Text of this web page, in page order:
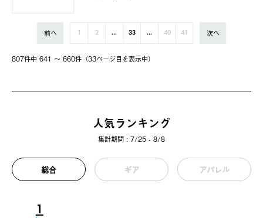
807件中 641 〜 660件（33ページ⽬を表⽰中）
前へ 2 ... 33 ... 40 41 次へ
人気ランキング
集計期間 : 7/25 - 8/8
総合 ギア アパレル
1